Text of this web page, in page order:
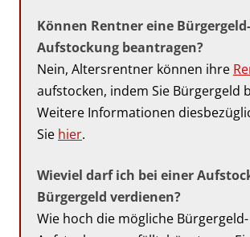
Können Rentner eine Bürgergeld-
Aufstockung beantragen?
Nein, Altersrentner können ihre
aufstocken, indem Sie Bürgergeld
Weitere Informationen
Sie hier.
Wieviel darf ich bei einer
Bürgergeld verdienen?
Wie hoch die mögliche Bürgergeld-